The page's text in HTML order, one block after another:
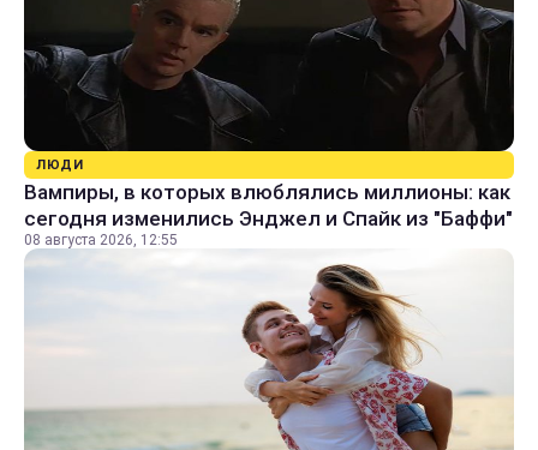
ЛЮДИ
Вампиры, в которых влюблялись миллионы: как
сегодня изменились Энджел и Спайк из "Баффи"
08 августа 2026, 12:55